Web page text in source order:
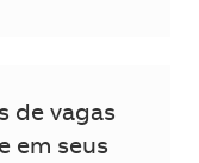
de vagas
em seus